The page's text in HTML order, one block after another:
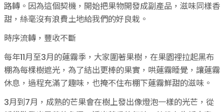
路轉。因為這個契機，開始把果物開發成副產品，滋味同樣香
甜，絲毫沒有浪費土地給我們的好良栽。
時序流轉，豐收不斷
每年11月至3月的蓮霧季，大家圍著果樹，在果園裡拉起黑布
棚為每棵樹遮光，為了結出更棒的果實，哄蓮霧睡覺，讓蓮霧
休息，過程充滿了趣味，也掩不住布棚下蓮霧鮮甜的滋味。
3月到7月，成熟的芒果會在樹上發出像燈泡一樣的光芒，從